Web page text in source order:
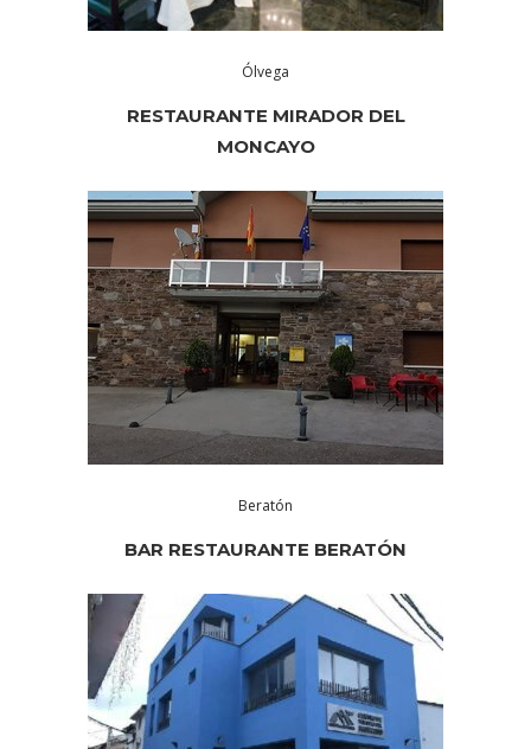
Ólvega
RESTAURANTE MIRADOR DEL
MONCAYO
Beratón
BAR RESTAURANTE BERATÓN